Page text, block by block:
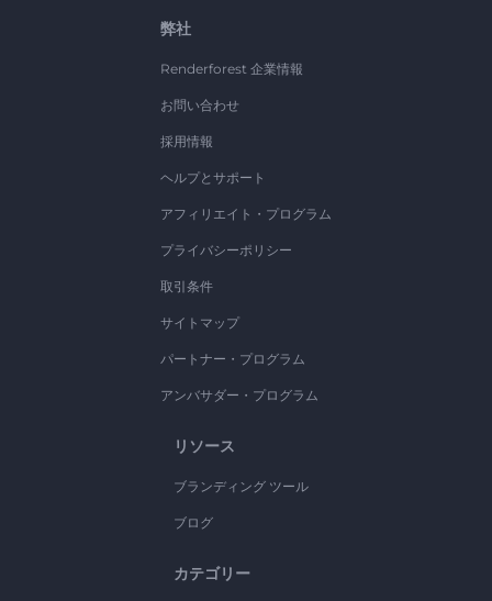
弊社
Renderforest 企業情報
お問い合わせ
採用情報
ヘルプとサポート
アフィリエイト・プログラム
プライバシーポリシー
取引条件
サイトマップ
パートナー・プログラム
アンバサダー・プログラム
リソース
ブランディング ツール
ブログ
カテゴリー